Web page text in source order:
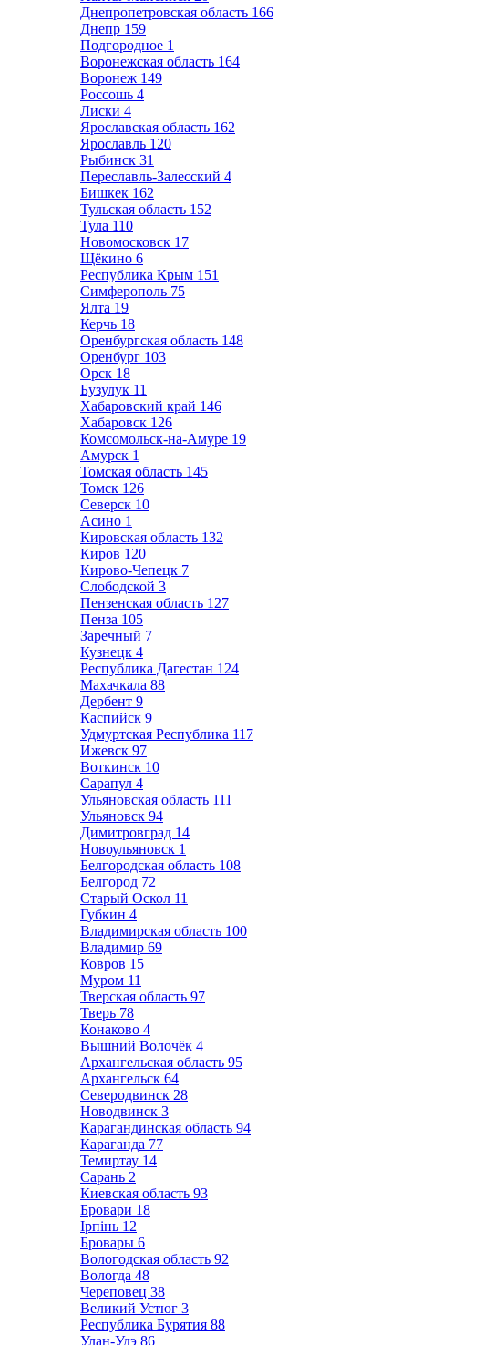
Днепропетровская область 166
Днепр 159
Подгородное 1
Воронежская область 164
Воронеж 149
Россошь 4
Лиски 4
Ярославская область 162
Ярославль 120
Рыбинск 31
Переславль-Залесский 4
Бишкек 162
Тульская область 152
Тула 110
Новомосковск 17
Щёкино 6
Республика Крым 151
Симферополь 75
Ялта 19
Керчь 18
Оренбургская область 148
Оренбург 103
Орск 18
Бузулук 11
Хабаровский край 146
Хабаровск 126
Комсомольск-на-Амуре 19
Амурск 1
Томская область 145
Томск 126
Северск 10
Асино 1
Кировская область 132
Киров 120
Кирово-Чепецк 7
Слободской 3
Пензенская область 127
Пенза 105
Заречный 7
Кузнецк 4
Республика Дагестан 124
Махачкала 88
Дербент 9
Каспийск 9
Удмуртская Республика 117
Ижевск 97
Воткинск 10
Сарапул 4
Ульяновская область 111
Ульяновск 94
Димитровград 14
Новоульяновск 1
Белгородская область 108
Белгород 72
Старый Оскол 11
Губкин 4
Владимирская область 100
Владимир 69
Ковров 15
Муром 11
Тверская область 97
Тверь 78
Конаково 4
Вышний Волочёк 4
Архангельская область 95
Архангельск 64
Северодвинск 28
Новодвинск 3
Карагандинская область 94
Караганда 77
Темиртау 14
Сарань 2
Киевская область 93
Бровари 18
Ірпінь 12
Бровары 6
Вологодская область 92
Вологда 48
Череповец 38
Великий Устюг 3
Республика Бурятия 88
Улан-Удэ 86